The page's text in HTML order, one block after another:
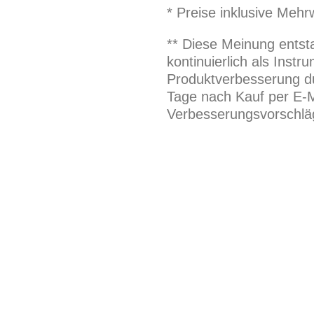
* Preise inklusive
** Diese Meinung
kontinuierlich als
Produktverbesserung
Tage nach Kauf per E-